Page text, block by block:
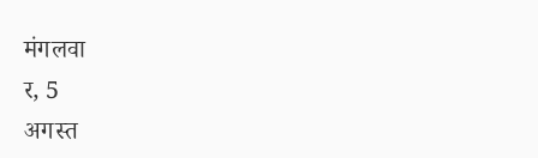
मंगलवा
र, 5
अगस्त